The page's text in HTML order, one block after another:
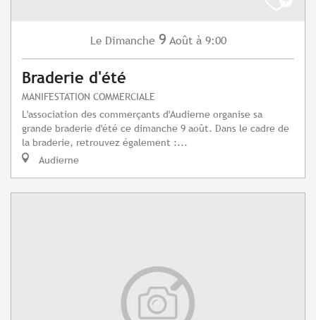
Le Dimanche 9 Août à 9:00
Braderie d'été
MANIFESTATION COMMERCIALE
L'association des commerçants d'Audierne organise sa
grande braderie d'été ce dimanche 9 août. Dans le cadre de
la braderie, retrouvez également :...
Audierne